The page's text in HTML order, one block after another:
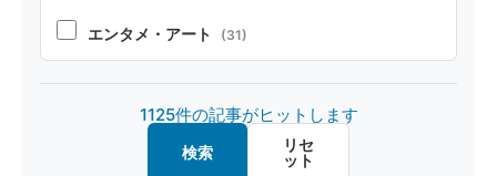
オープンソース (32)
マルチモーダル (26)
エンタメ・アート (31)
製造・デザイン (20)
(20)
1125件の記事がヒットします
検索
リセ
ット